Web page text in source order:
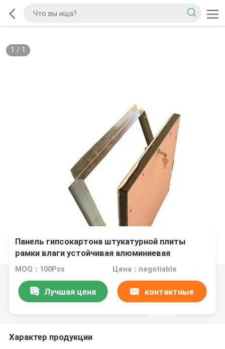
1 / 1
Панель гипсокартона штукатурной плиты
рамки влаги устойчивая алюминиевая
MOQ：100Pcs Цена：negotiable
Лучшая цена контактные
данные
Характер продукции